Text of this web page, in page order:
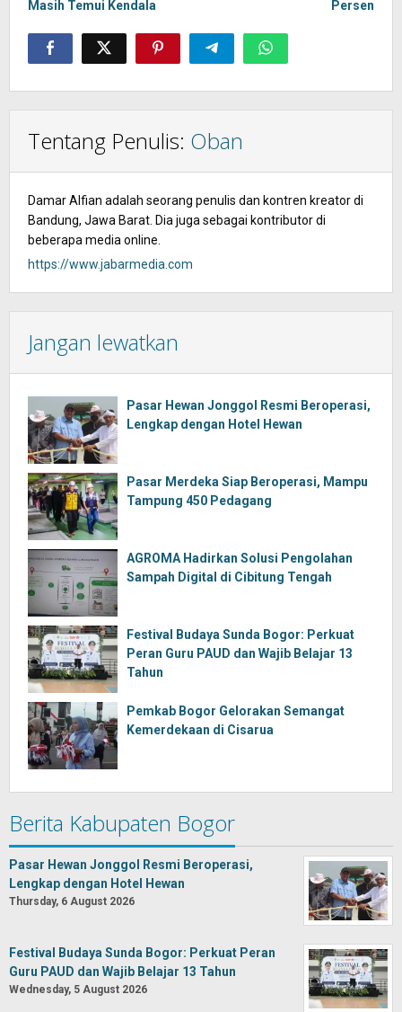
Masih Temui Kendala Persen
Tentang Penulis: Oban
Damar Alfian adalah seorang penulis dan kontren kreator di
Bandung, Jawa Barat. Dia juga sebagai kontributor di
beberapa media online.
https://www.jabarmedia.com
Jangan lewatkan
Pasar Hewan Jonggol Resmi Beroperasi,
Lengkap dengan Hotel Hewan
Pasar Merdeka Siap Beroperasi, Mampu
Tampung 450 Pedagang
AGROMA Hadirkan Solusi Pengolahan
Sampah Digital di Cibitung Tengah
Festival Budaya Sunda Bogor: Perkuat
Peran Guru PAUD dan Wajib Belajar 13
Tahun
Pemkab Bogor Gelorakan Semangat
Kemerdekaan di Cisarua
Berita Kabupaten Bogor
Pasar Hewan Jonggol Resmi Beroperasi,
Lengkap dengan Hotel Hewan
Thursday, 6 August 2026
Festival Budaya Sunda Bogor: Perkuat Peran
Guru PAUD dan Wajib Belajar 13 Tahun
Wednesday, 5 August 2026